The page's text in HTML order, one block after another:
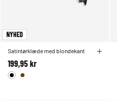
NYHED
Satintørklæde med blondekant
199,95 kr